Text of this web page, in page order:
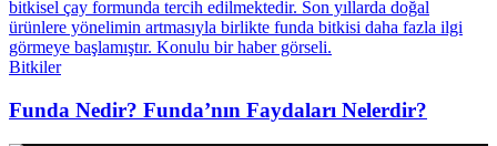
Bitkiler
Funda Nedir? Funda’nın Faydaları Nelerdir?